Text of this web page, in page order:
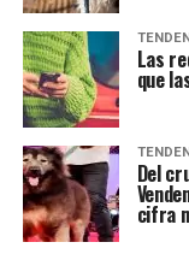
Las
que
Del
cifra